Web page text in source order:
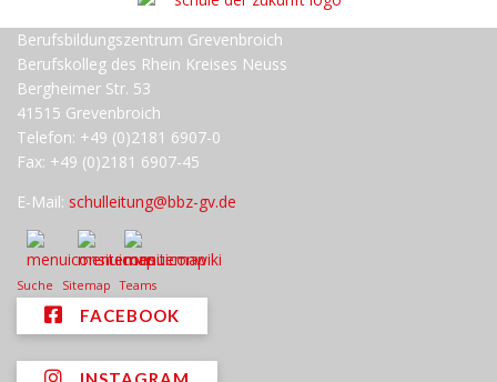
Berufsbildungszentrum Grevenbroich
Berufskolleg des Rhein Kreises Neuss
Bergheimer Str. 53
41515 Grevenbroich
Telefon: +49 (0)2181 6907-0
Fax: +49 (0)2181 6907-45
E-Mail: schulleitung@bbz-gv.de
Suche Sitemap Teams
FACEBOOK